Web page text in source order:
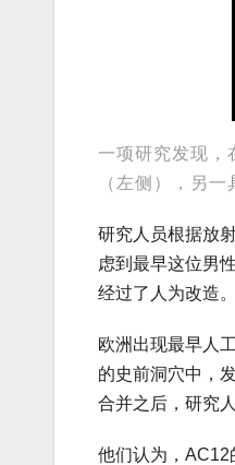
一项研究发现，
（左侧），另
研究人员根据放
虑到最早这位男
经过了人为改造。
欧洲出现最早人
的史前洞穴中，
合并之后，研究
他们认为，AC12